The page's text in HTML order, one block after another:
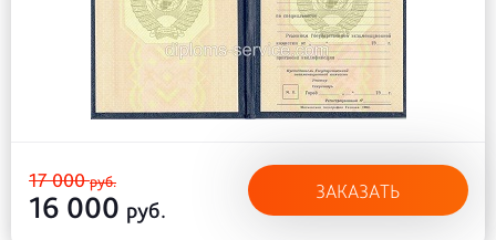
17 000руб.
16 000 руб.
ЗАКАЗАТЬ